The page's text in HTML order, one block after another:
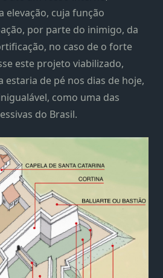
cuja função
por parte do inimigo, da
no caso de o forte
este projeto viabilizado,
estaria de pé nos dias de hoje,
como uma das
do Brasil.